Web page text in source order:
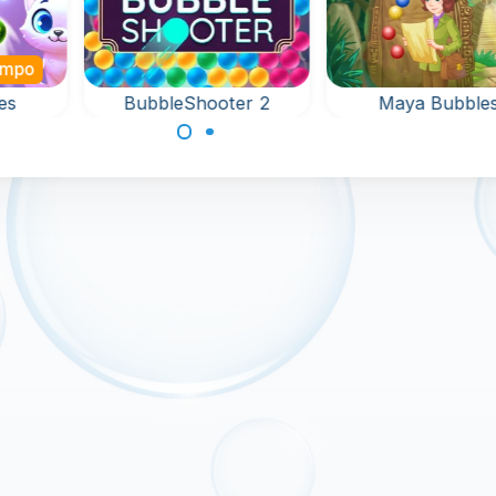
y
BubbleShooter 2 Maya